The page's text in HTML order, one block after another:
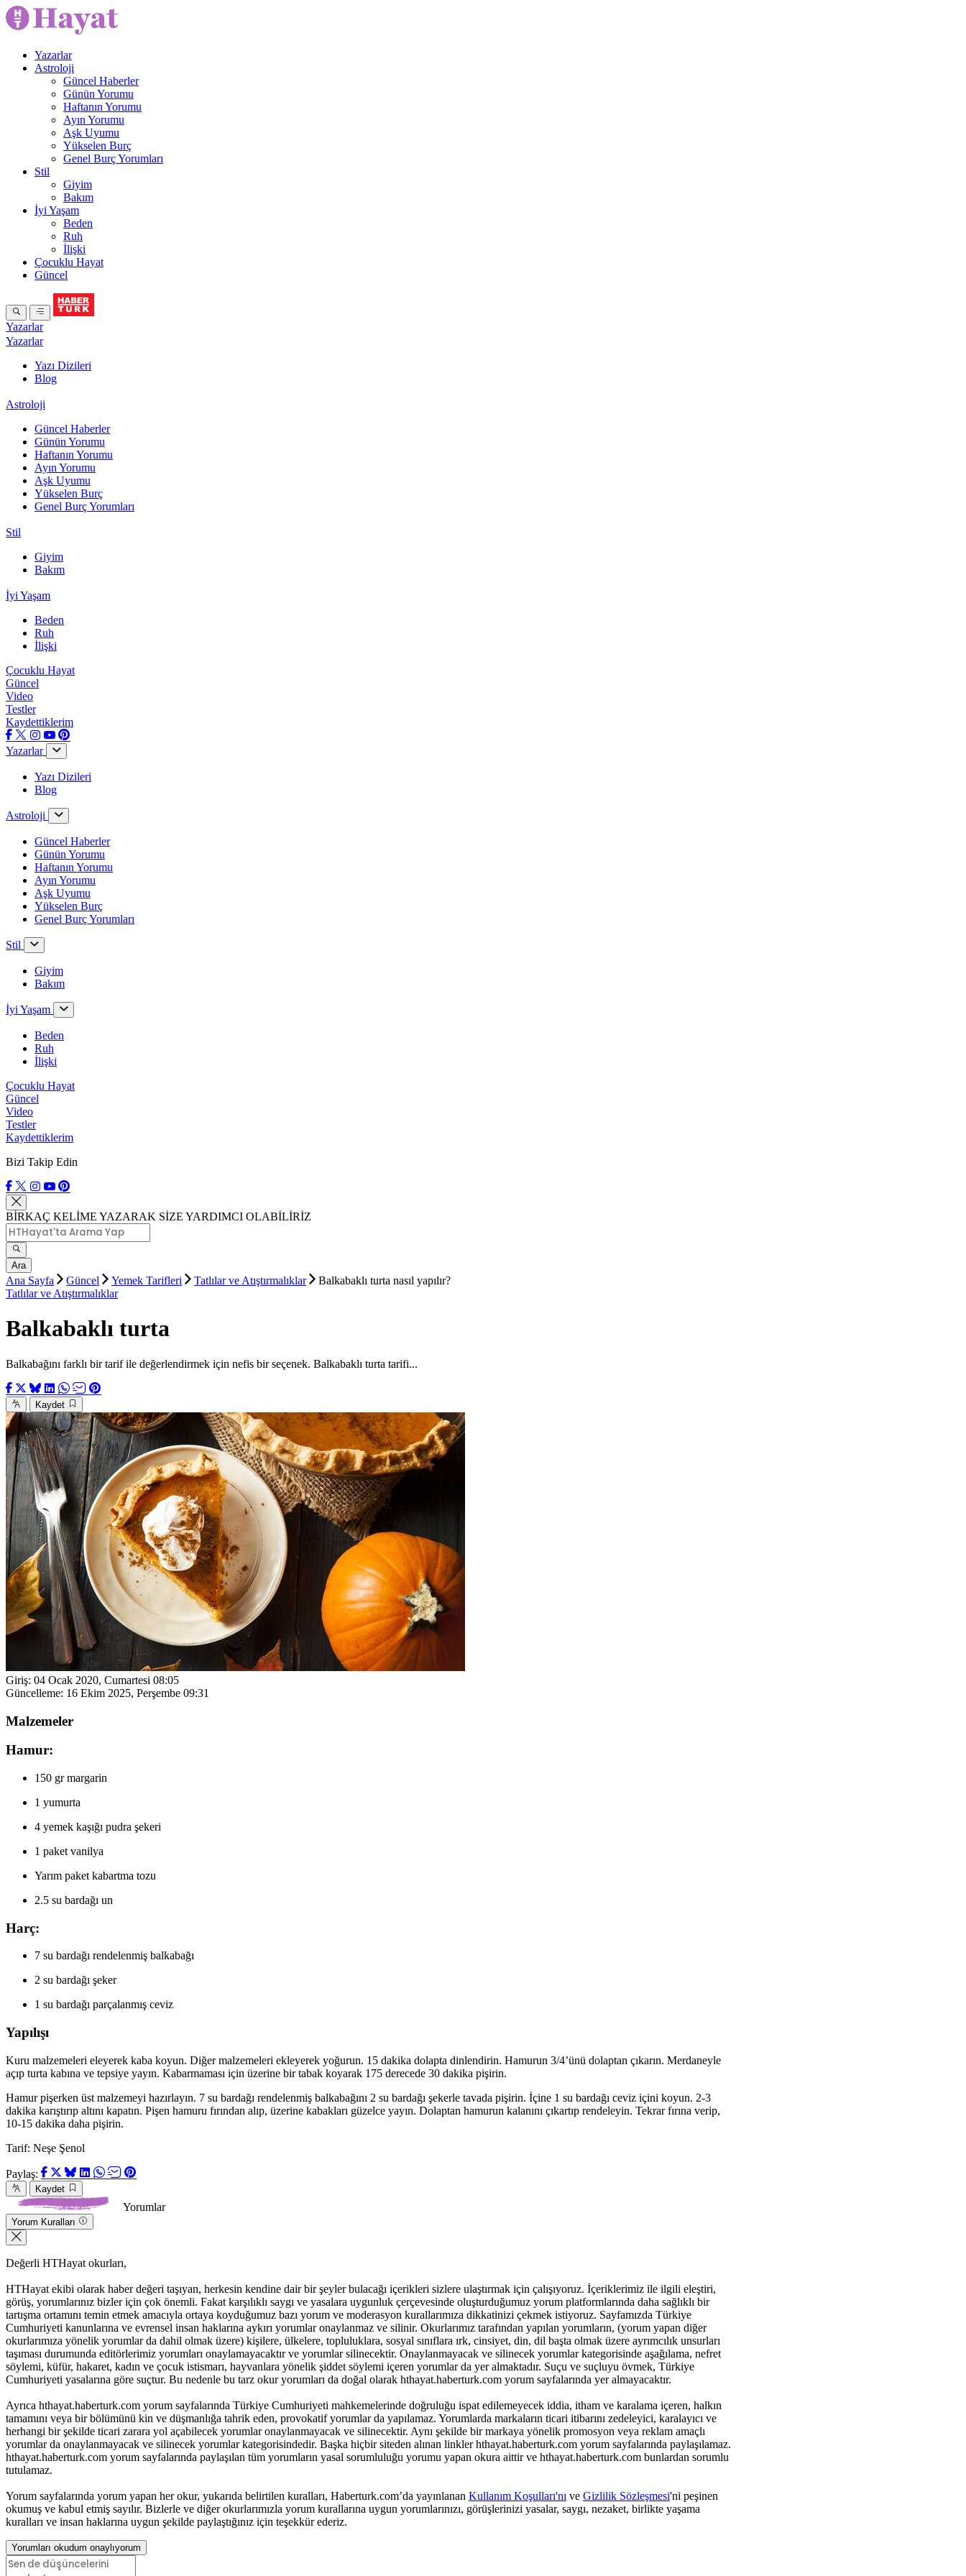
Yazarlar
Astroloji
Güncel Haberler
Günün Yorumu
Haftanın Yorumu
Ayın Yorumu
Aşk Uyumu
Yükselen Burç
Genel Burç Yorumları
Stil
Giyim
Bakım
İyi Yaşam
Beden
Ruh
İlişki
Çocuklu Hayat
Güncel
Yazarlar
Yazarlar
Yazı Dizileri
Blog
Astroloji
Güncel Haberler
Günün Yorumu
Haftanın Yorumu
Ayın Yorumu
Aşk Uyumu
Yükselen Burç
Genel Burç Yorumları
Stil
Giyim
Bakım
İyi Yaşam
Beden
Ruh
İlişki
Çocuklu Hayat
Güncel
Video
Testler
Kaydettiklerim
Yazarlar
Yazı Dizileri
Blog
Astroloji
Güncel Haberler
Günün Yorumu
Haftanın Yorumu
Ayın Yorumu
Aşk Uyumu
Yükselen Burç
Genel Burç Yorumları
Stil
Giyim
Bakım
İyi Yaşam
Beden
Ruh
İlişki
Çocuklu Hayat
Güncel
Video
Testler
Kaydettiklerim
Bizi Takip Edin
BİRKAÇ KELİME YAZARAK SİZE YARDIMCI OLABİLİRİZ
Ara
Ana Sayfa Güncel Yemek Tarifleri Tatlılar ve Atıştırmalıklar
Balkabaklı turta nasıl yapılır?
Tatlılar ve Atıştırmalıklar
Balkabaklı turta
Balkabağını farklı bir tarif ile değerlendirmek için nefis bir seçenek. Balkabaklı turta tarifi...
Kaydet
Giriş: 04 Ocak 2020, Cumartesi 08:05
Güncelleme: 16 Ekim 2025, Perşembe 09:31
Malzemeler
Hamur:
150 gr margarin
1 yumurta
4 yemek kaşığı pudra şekeri
1 paket vanilya
Yarım paket kabartma tozu
2.5 su bardağı un
Harç:
7 su bardağı rendelenmiş balkabağı
2 su bardağı şeker
1 su bardağı parçalanmış ceviz
Yapılışı
Kuru malzemeleri eleyerek kaba koyun. Diğer malzemeleri ekleyerek yoğurun. 15 dakika dolapta dinlendirin. Hamurun 3/4’ünü dolaptan çıkarın. Merdaneyle
açıp turta kabına ve tepsiye yayın. Kabarmaması için üzerine bir tabak koyarak 175 derecede 30 dakika pişirin.
Hamur pişerken üst malzemeyi hazırlayın. 7 su bardağı rendelenmiş balkabağını 2 su bardağı şekerle tavada pişirin. İçine 1 su bardağı ceviz içini koyun. 2-3
dakika karıştırıp altını kapatın. Pişen hamuru fırından alıp, üzerine kabakları güzelce yayın. Dolaptan hamurun kalanını çıkartıp rendeleyin. Tekrar fırına verip,
10-15 dakika daha pişirin.
Tarif: Neşe Şenol
Paylaş:
Kaydet
Yorumlar
Yorum Kuralları
Değerli HTHayat okurları,
HTHayat ekibi olarak haber değeri taşıyan, herkesin kendine dair bir şeyler bulacağı içerikleri sizlere ulaştırmak için çalışıyoruz. İçeriklerimiz ile ilgili eleştiri,
görüş, yorumlarınız bizler için çok önemli. Fakat karşılıklı saygı ve yasalara uygunluk çerçevesinde oluşturduğumuz yorum platformlarında daha sağlıklı bir
tartışma ortamını temin etmek amacıyla ortaya koyduğumuz bazı yorum ve moderasyon kurallarımıza dikkatinizi çekmek istiyoruz. Sayfamızda Türkiye
Cumhuriyeti kanunlarına ve evrensel insan haklarına aykırı yorumlar onaylanmaz ve silinir. Okurlarımız tarafından yapılan yorumların, (yorum yapan diğer
okurlarımıza yönelik yorumlar da dahil olmak üzere) kişilere, ülkelere, topluluklara, sosyal sınıflara ırk, cinsiyet, din, dil başta olmak üzere ayrımcılık unsurları
taşıması durumunda editörlerimiz yorumları onaylamayacaktır ve yorumlar silinecektir. Onaylanmayacak ve silinecek yorumlar kategorisinde aşağılama, nefret
söylemi, küfür, hakaret, kadın ve çocuk istismarı, hayvanlara yönelik şiddet söylemi içeren yorumlar da yer almaktadır. Suçu ve suçluyu övmek, Türkiye
Cumhuriyeti yasalarına göre suçtur. Bu nedenle bu tarz okur yorumları da doğal olarak hthayat.haberturk.com yorum sayfalarında yer almayacaktır.
Ayrıca hthayat.haberturk.com yorum sayfalarında Türkiye Cumhuriyeti mahkemelerinde doğruluğu ispat edilemeyecek iddia, itham ve karalama içeren, halkın
tamamını veya bir bölümünü kin ve düşmanlığa tahrik eden, provokatif yorumlar da yapılamaz. Yorumlarda markaların ticari itibarını zedeleyici, karalayıcı ve
herhangi bir şekilde ticari zarara yol açabilecek yorumlar onaylanmayacak ve silinecektir. Aynı şekilde bir markaya yönelik promosyon veya reklam amaçlı
yorumlar da onaylanmayacak ve silinecek yorumlar kategorisindedir. Başka hiçbir siteden alınan linkler hthayat.haberturk.com yorum sayfalarında paylaşılamaz.
hthayat.haberturk.com yorum sayfalarında paylaşılan tüm yorumların yasal sorumluluğu yorumu yapan okura aittir ve hthayat.haberturk.com bunlardan sorumlu
tutulamaz.
Yorum sayfalarında yorum yapan her okur, yukarıda belirtilen kuralları, Haberturk.com’da yayınlanan Kullanım Koşulları'nı ve Gizlilik Sözleşmesi'ni peşinen
okumuş ve kabul etmiş sayılır. Bizlerle ve diğer okurlarımızla yorum kurallarına uygun yorumlarınızı, görüşlerinizi yasalar, saygı, nezaket, birlikte yaşama
kuralları ve insan haklarına uygun şekilde paylaştığınız için teşekkür ederiz.
Yorumları okudum onaylıyorum